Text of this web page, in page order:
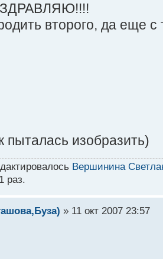
второго, да еще с
пыталась изобразить)
Вершинина
раз.
» 11 окт 2007 23:57